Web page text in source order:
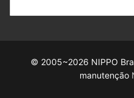
© 2005~2026 NIPPO
manutenção